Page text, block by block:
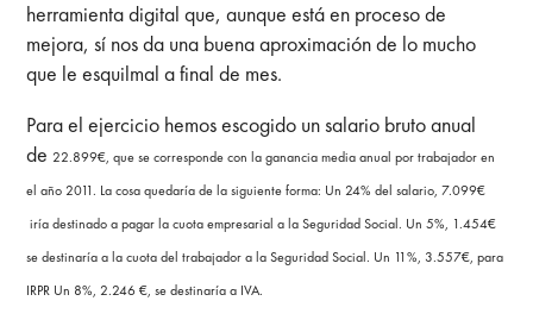
herramienta digital que, aunque está en proceso de
mejora, sí nos da una buena aproximación de lo mucho
que le esquilmal a final de mes.
Para el ejercicio hemos escogido un salario bruto anual
de 22.899€, que se corresponde con la ganancia media anual por trabajador en
el año 2011. La cosa quedaría de la siguiente forma: Un 24% del salario, 7.099€
iría destinado a pagar la cuota empresarial a la Seguridad Social. Un 5%, 1.454€
se destinaría a la cuota del trabajador a la Seguridad Social. Un 11%, 3.557€, para
IRPR Un 8%, 2.246 €, se destinaría a IVA.